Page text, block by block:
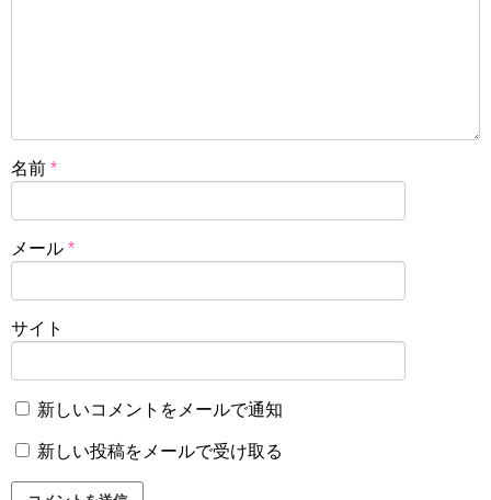
名前 *
メール *
サイト
新しいコメントをメールで通知
新しい投稿をメールで受け取る